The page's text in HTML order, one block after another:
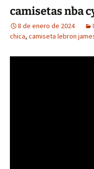
camisetas nba
8 de enero de 2024
chica, camiseta lebron